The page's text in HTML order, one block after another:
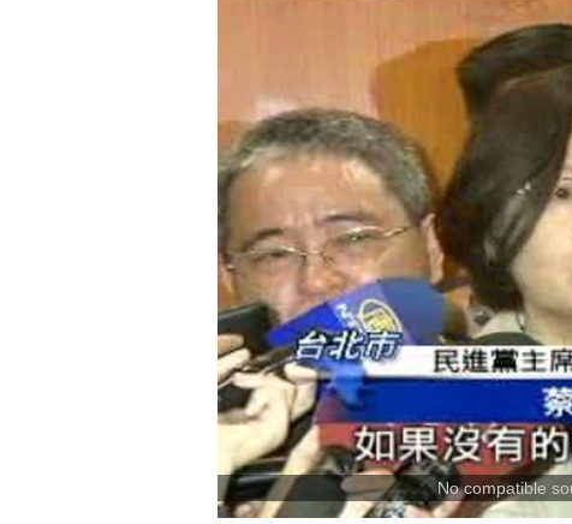
No compatible